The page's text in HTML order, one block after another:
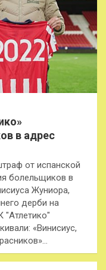
в адрес
от испанской
болельщиков в
Жуниора,
дерби на
"Атлетико"
«Винисиус,